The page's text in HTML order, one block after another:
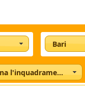
Bari
Seleziona l'inquadramento